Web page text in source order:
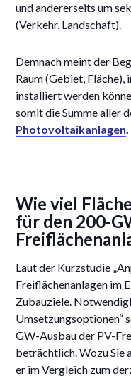
und andererseits um
(Verkehr, Landschaft).
Demnach meint der
Raum (Gebiet, Fläche),
installiert werden
somit die Summe aller
Photovoltaikanlagen.
Wie viel
für den 200-
Laut der Kurzstudie
Freiflächenanlagen im
Zubauziele.
Umsetzungsoptionen“
GW-Ausbau der PV-
beträchtlich. Wozu Sie
er im Vergleich zum